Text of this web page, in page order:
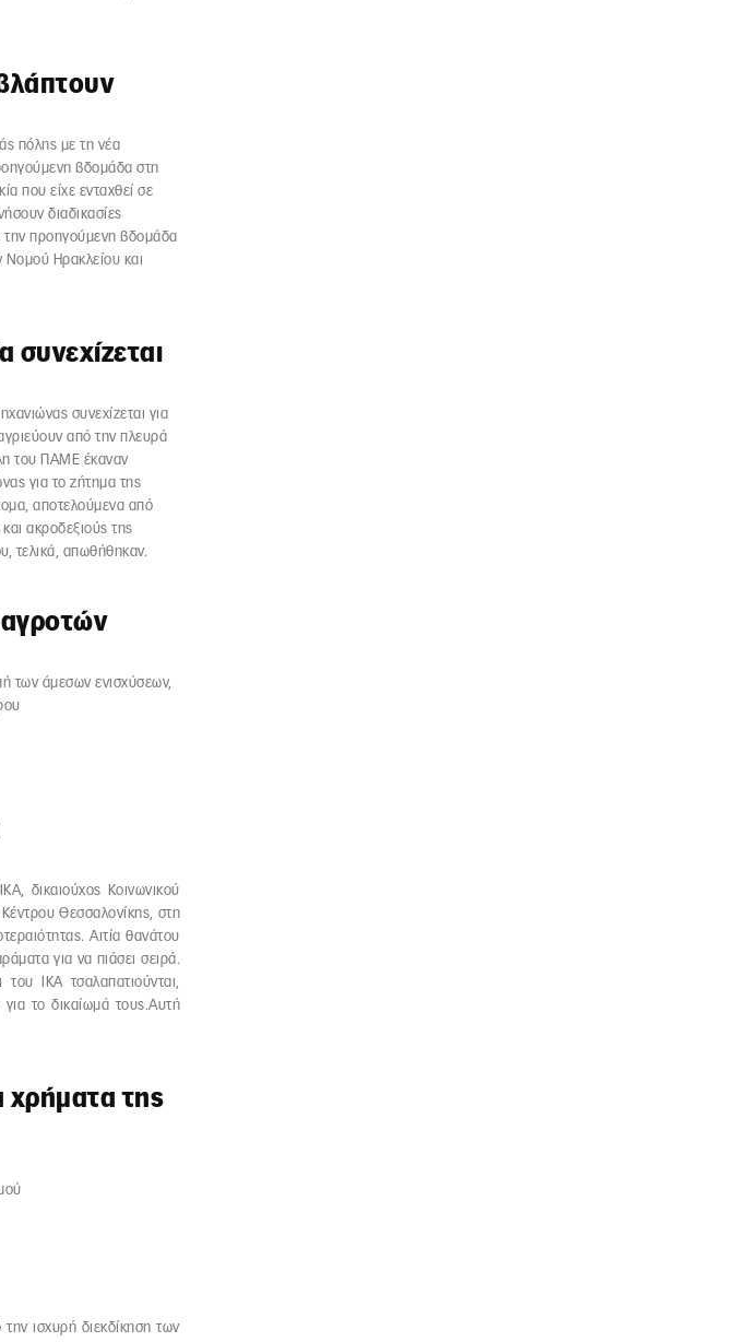
πόλης με τη νέα
βδομάδα στη
που είχε ενταχθεί σε
διαδικασίες
την προηγούμενη βδομάδα
Νομού Ηρακλείου και
συνεχίζεται
συνεχίζεται για
από την πλευρά
του ΠΑΜΕ έκαναν
για το ζήτημα της
αποτελούμενα από
ακροδεξιούς της
τελικά, απωθήθηκαν.
αγροτών
των άμεσων ενισχύσεων,
δικαιούχος Κοινωνικού
Θεσσαλονίκης, στη
Αιτία θανάτου
για να πιάσει σειρά.
ΙΚΑ τσαλαπατιούνται,
το δικαίωμά τους.Αυτή
χρήματα της
ισχυρή διεκδίκηση των